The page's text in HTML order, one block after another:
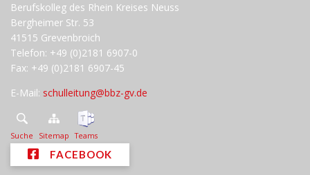
Berufskolleg des Rhein Kreises Neuss
Bergheimer Str. 53
41515 Grevenbroich
Telefon: +49 (0)2181 6907-0
Fax: +49 (0)2181 6907-45
E-Mail: schulleitung@bbz-gv.de
Suche Sitemap Teams
FACEBOOK